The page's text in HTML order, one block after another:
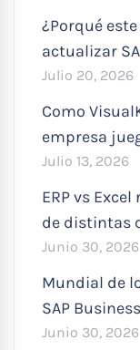
¿Porqué
actualizar
Julio 20, 2026
Como
empresa
Julio 13, 2026
ERP vs
de distintas
Junio 30, 2026
Mundial de
SAP
Junio 30, 2026